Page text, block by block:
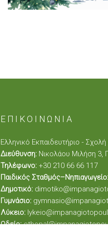
ΕΠΙΚΟΙΝΩΝΙΑ
Ελληνικό Εκπαιδευτήριο -
Διεύθυνση: Νικολάου Μιλήση 3,
Τηλέφωνο: +30 210 66 66 117
Παιδικός Σταθμός–Νηπιαγωγείο:
Δημοτικό:
Γυμνάσιο:
Λύκειο:
Ωδείο: